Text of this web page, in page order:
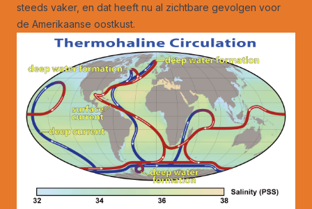
steeds vaker, en dat heeft nu al zichtbare gevolgen voor
de Amerikaanse oostkust.